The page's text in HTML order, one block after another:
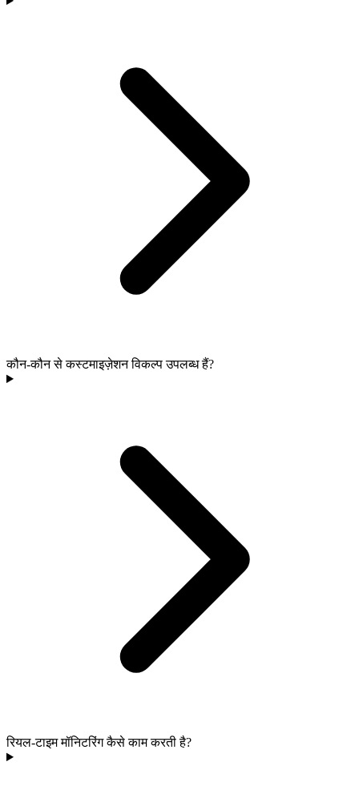
कौन-कौन से कस्टमाइज़ेशन विकल्प उपलब्ध हैं?
रियल-टाइम मॉनिटरिंग कैसे काम करती है?